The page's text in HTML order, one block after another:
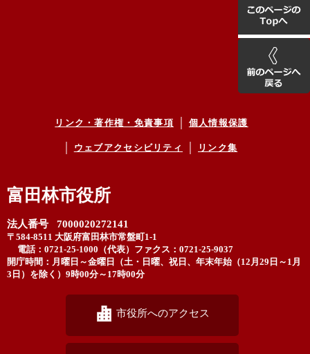
リンク・著作権・免責事項 個人情報保護
ウェブアクセシビリティ リンク集
富田林市役所
法人番号 7000020272141
〒584-8511 大阪府富田林市常盤町1-1
電話：0721-25-1000（代表） ファクス：0721-25-9037
開庁時間：月曜日～金曜日（土・日曜、祝日、年末年始（12月29日～1月
3日）を除く）9時00分～17時00分
市役所へのアクセス